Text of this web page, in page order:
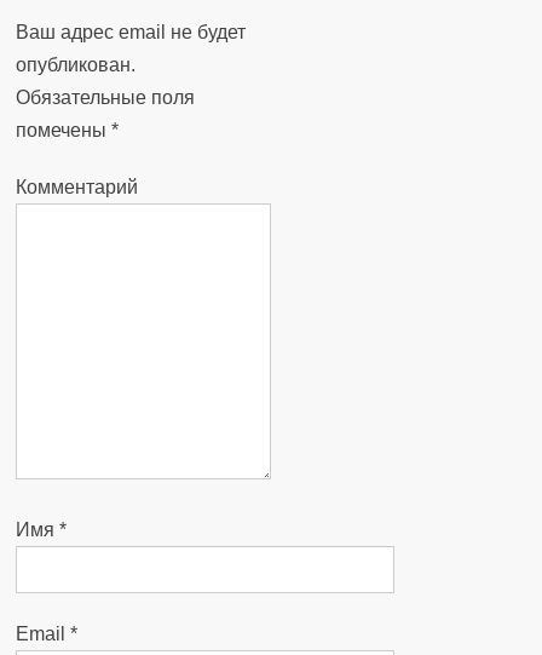
Ваш адрес email не будет
опубликован.
Обязательные поля
помечены*
Комментарий
Имя*
Email*